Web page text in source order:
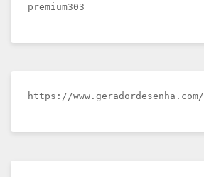
premium303
https://www.geradordesenha.com/